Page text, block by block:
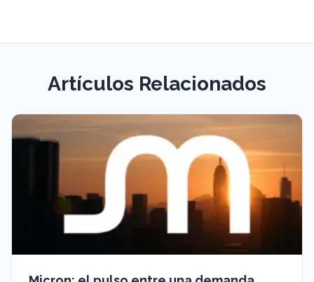
Artículos Relacionados